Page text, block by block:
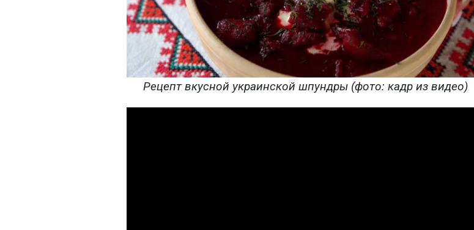
Рецепт вкусной украинской шпундры (фото: кадр из видео)